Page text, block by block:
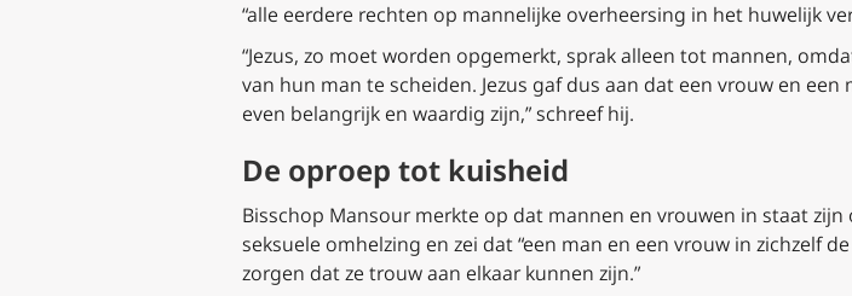
“alle eerdere rechten op mannelijke overheersing in het huwelijk
“Jezus, zo moet worden opgemerkt, sprak alleen tot mannen,
van hun man te scheiden. Jezus gaf dus aan dat een vrouw en
even belangrijk en waardig zijn,” schreef hij.
De oproep tot kuisheid
Bisschop Mansour merkte op dat mannen en vrouwen in staat
seksuele omhelzing en zei dat “een man en een vrouw in zichzelf
zorgen dat ze trouw aan elkaar kunnen zijn.”